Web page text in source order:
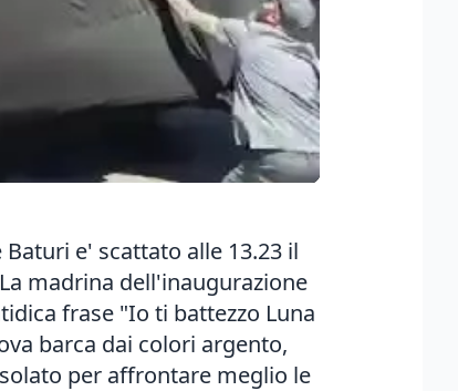
e' scattato alle 13.23 il
madrina dell'inaugurazione
frase "Io ti battezzo Luna
barca dai colori argento,
per affrontare meglio le